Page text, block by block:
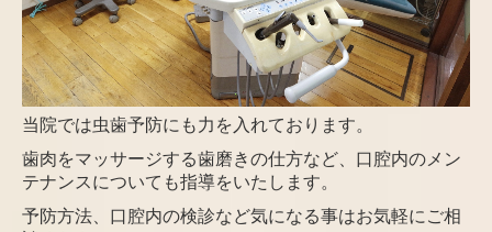
当院では虫歯予防にも力を入れております。
歯肉をマッサージする歯磨きの仕方など、口腔内のメン
テナンスについても指導をいたします。
予防方法、口腔内の検診など気になる事はお気軽にご相